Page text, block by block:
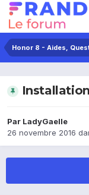
Honor 8 - Aides,
Par LadyGaelle
26 novembre 2016